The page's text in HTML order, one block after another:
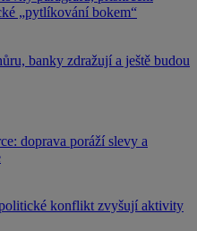
„pytlíkování bokem“
banky zdražují a ještě budou
doprava poráží slevy a
konflikt zvyšují aktivity